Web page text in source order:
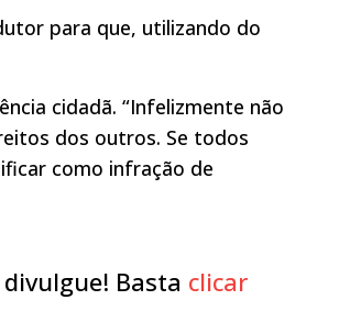
para que, utilizando do
cidadã. “Infelizmente não
dos outros. Se todos
como infração de
Basta clicar